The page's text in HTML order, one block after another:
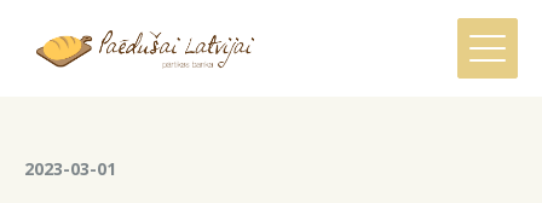
2023-03-01